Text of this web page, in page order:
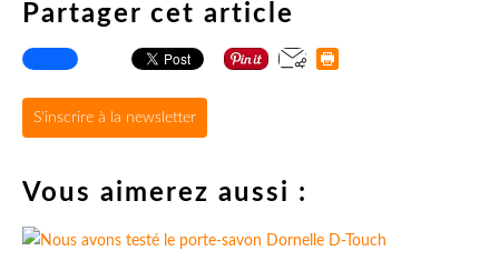
Partager cet article
S'inscrire à la newsletter
Vous aimerez aussi :